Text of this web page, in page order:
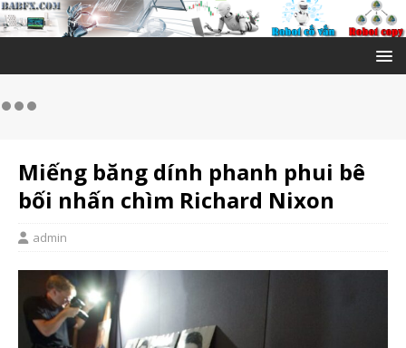
Miếng băng dính phanh phui bê
bối nhấn chìm Richard Nixon
admin